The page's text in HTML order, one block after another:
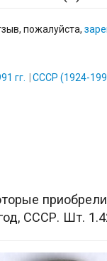
пожалуйста,
гг. СССР (1924-
СССР. Шт.